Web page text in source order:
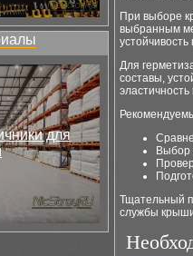
для
При выборе
выбранным
Для
составы,
Выбор
Тщательный
службы